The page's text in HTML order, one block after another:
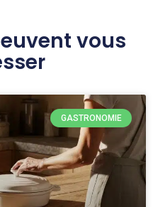
vous
GASTRONOMIE